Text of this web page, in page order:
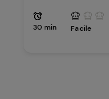
30 min Facile